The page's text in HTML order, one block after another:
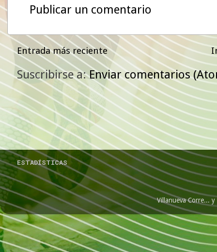
Publicar un comentario
Entrada más reciente
Suscribirse a:Enviar comentarios
ESTADÍSTICAS
Villanueva Corre...